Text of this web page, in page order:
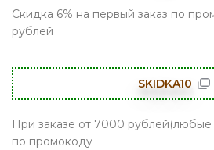
Скидка 6% на первый заказ по
рублей
SKIDKA10
При заказе от 7000 рублей(любые
по промокоду